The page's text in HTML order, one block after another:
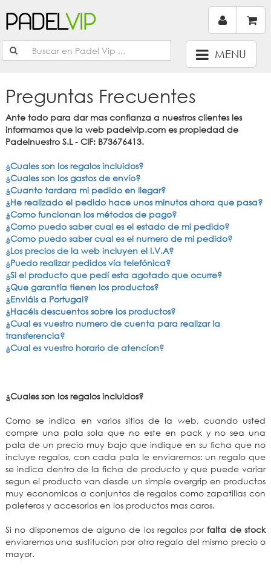
MENU
Preguntas Frecuentes
Ante todo para dar mas confianza a nuestros clientes les
informamos que la web padelvip.com es propiedad de
Padelnuestro S.L - CIF: B73676413.
¿Cuales son los regalos incluidos?
¿Cuales son los gastos de envío?
¿Cuanto tardara mi pedido en llegar?
¿He realizado el pedido hace unos minutos ahora que pasa?
¿Como funcionan los métodos de pago?
¿Como puedo saber cual es el estado de mi pedido?
¿Como puedo saber cual es el numero de mi pedido?
¿Los precios de la web incluyen el I.V.A?
¿Puedo realizar pedidos vía telefónica?
¿Si el producto que pedí esta agotado que ocurre?
¿Que garantía tienen los productos?
¿Enviáis a Portugal?
¿Hacéis descuentos sobre los productos?
¿Cual es vuestro numero de cuenta para realizar la
transferencia?
¿Cual es vuestro horario de atencíon?
¿Cuales son los regalos incluidos?
Como se indica en varios sitios de la web, cuando usted
compre una pala sola que no este en pack y no sea una
pala de un precio muy bajo que indique en su ficha que no
incluye regalos, con cada pala le enviaremos: un regalo que
se indica dentro de la ficha de producto y que puede variar
segun el producto van desde un simple overgrip en productos
muy economicos a conjuntos de regalos como zapatillas con
paleteros y accesorios en los productos mas caros.
Si no disponemos de alguno de los regalos porfalta de stock
enviaremos una sustitucion por otro regalo del mismo precio o
mayor.